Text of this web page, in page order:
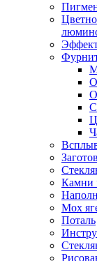
Камни
Мох
Поталь